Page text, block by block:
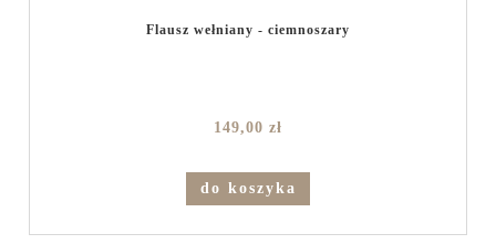
Flausz wełniany - ciemnoszary
149,00 zł
do koszyka